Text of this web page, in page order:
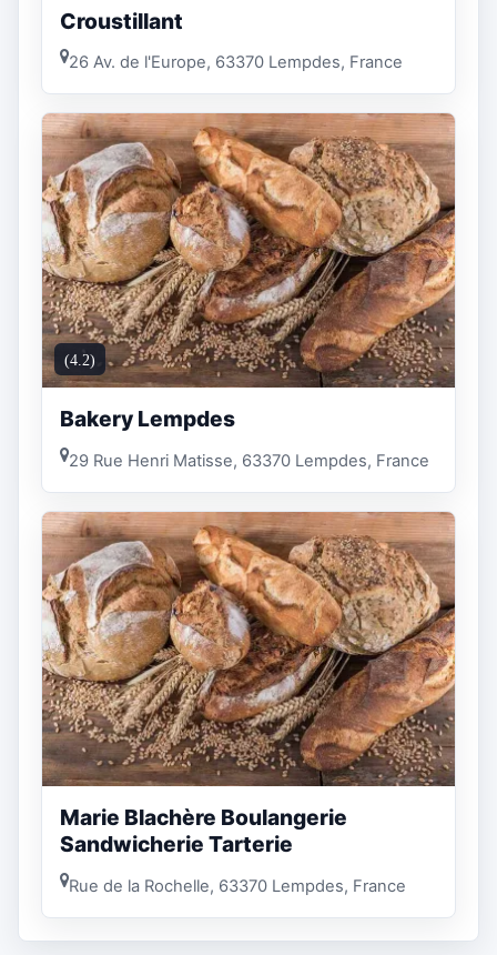
Croustillant
26 Av. de l'Europe, 63370 Lempdes, France
(4.2)
Bakery Lempdes
29 Rue Henri Matisse, 63370 Lempdes, France
Marie Blachère Boulangerie
Sandwicherie Tarterie
Rue de la Rochelle, 63370 Lempdes, France